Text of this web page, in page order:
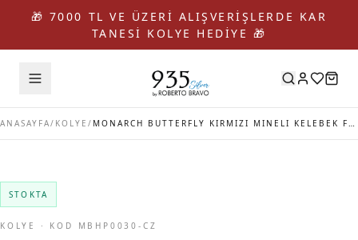
🎁 7000 TL VE ÜZERİ ALIŞVERİŞLERDE KAR
TANESİ KOLYE HEDİYE 🎁
ANASAYFA/ KOLYE / MONARCH BUTTERFLY KIRMIZI MINELI KELEBEK FIGÜRLÜ TURUNCU VE MOR TAŞLI GÜMÜŞ
STOKTA
KOLYE · KOD MBHP0030-CZ